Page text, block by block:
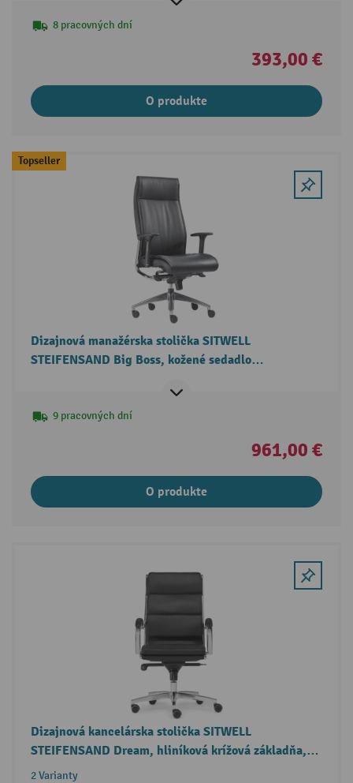
8 pracovných dní
393,00 €
O produkte
Topseller
Dizajnová manažérska stolička SITWELL
STEIFENSAND Big Boss, kožené sedadlo
9 pracovných dní
961,00 €
O produkte
Dizajnová kancelárska stolička SITWELL
STEIFENSAND Dream, hliníková krížová základňa,
udržateľná lepená koža
2 Varianty